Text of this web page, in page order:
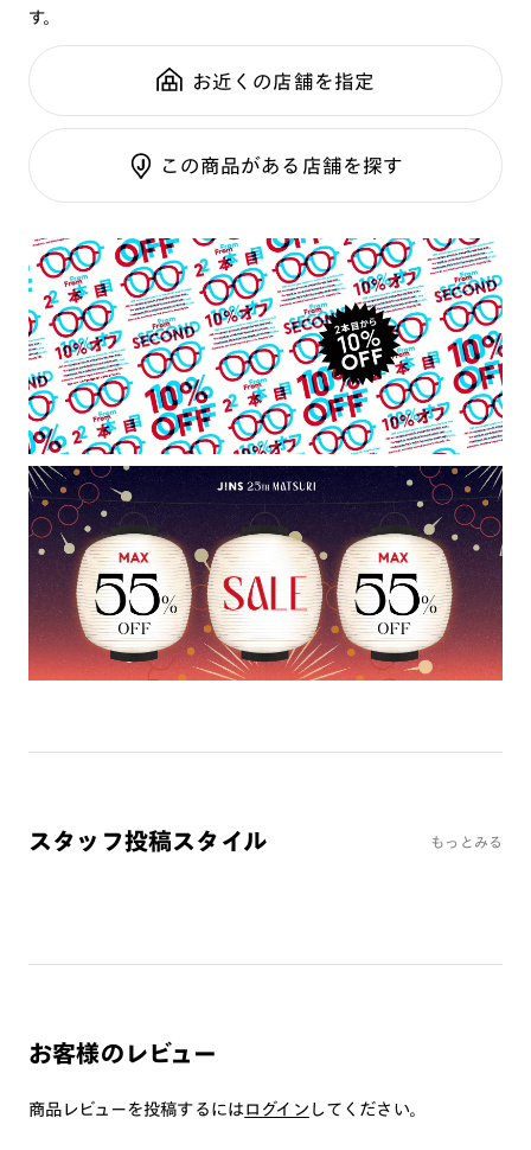
※こちらの商品のカラー・柄によっては個体差がございます。
その他のシリーズはこちら⇒
鼻パッド：
テンプル：樹脂
可視光調光SCREEN
調光レンズ
調光UVダブルカット
調光SCREEN
くもり止めレンズ
カラーレンズ：ダークカラー
カラーレンズ：ライトカラー
カラーレンズ：トレンドカラー
コンシーラーカラー
コンシーラーカラーUVダブルカット
チークカラー
偏光レンズ
アクティブレンズ
UVダブルカットレンズ
JINS VIOLET+
ミラーレンズ
※オンラインショップで作成可能なレンズはショッピングカート内で表示され
るレンズに限ります。それ以外の対応レンズについてはJINS実店舗でお取り扱
いしております。
※注文時に【度つき】→【レンズ交換券を発行】をお選びのうえ、店頭にてオ
プションレンズ代金をお支払いください。（※一部レンズ交換不可の商品を
ガネを作成できますか？
み）をご注文の場合、レンズ交換券を選択後に店舗にて度
商品とレンズ交換券が届きましたらお近くのJINS店舗へご
全国の店舗で無料フィッティング
修理のご相談もいつでもお気軽に
ご利用ガイド
す。
お近くの店舗を指定
この商品がある店舗を探す
スタッフ投稿スタイル もっとみる
お客様のレビュー
商品レビューを投稿するにはログイン してください。